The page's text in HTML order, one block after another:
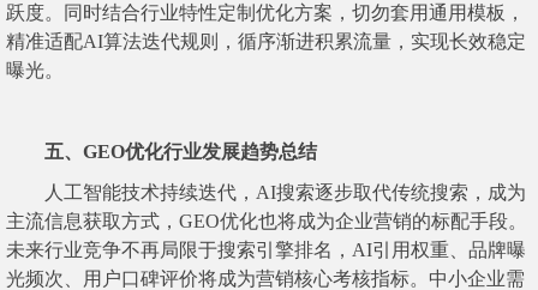
跃度。同时结合行业特性定制优化方案，切勿套用通用模板，
精准适配AI算法迭代规则，循序渐进积累流量，实现长效稳定
曝光。
五、GEO优化行业发展趋势总结
人工智能技术持续迭代，AI搜索逐步取代传统搜索，成为
主流信息获取方式，GEO优化也将成为企业营销的标配手段。
未来行业竞争不再局限于搜索引擎排名，AI引用权重、品牌曝
光频次、用户口碑评价将成为营销核心考核指标。中小企业需